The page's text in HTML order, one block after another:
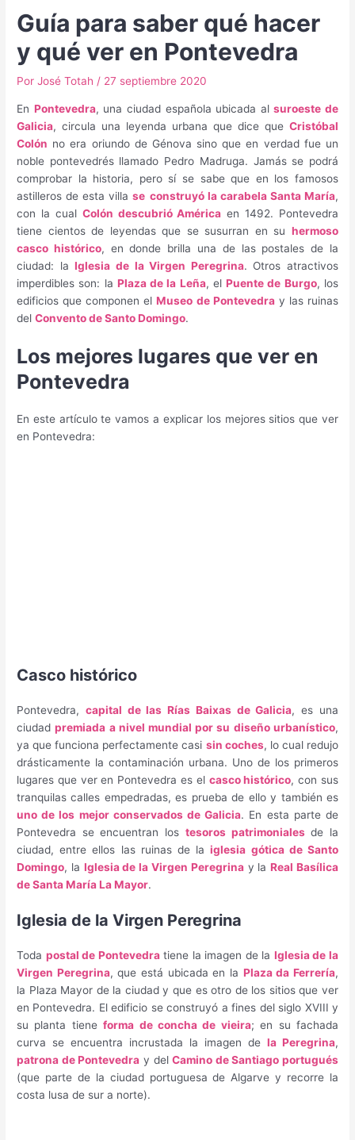
Guía para saber qué hacer
y qué ver en Pontevedra
PorJosé Totah / 27 septiembre 2020
En Pontevedra, una ciudad española ubicada alsuroeste de
Galicia, circula una leyenda urbana que dice que Cristóbal
Colón no era oriundo de Génova sino que en verdad fue un
noble pontevedrés llamado Pedro Madruga. Jamás se podrá
comprobar la historia, pero sí se sabe que en los famosos
astilleros de esta villase construyó la carabela Santa María,
con la cual Colón descubrió América en 1492. Pontevedra
tiene cientos de leyendas que se susurran en su hermoso
casco histórico, en donde brilla una de las postales de la
ciudad: laIglesia de la Virgen Peregrina. Otros atractivos
imperdibles son: la Plaza de la Leña, elPuente de Burgo, los
edificios que componen elMuseo de Pontevedray las ruinas
delConvento de Santo Domingo.
Los mejores lugares que ver en
Pontevedra
En este artículo te vamos a explicar los mejores sitios que ver
en Pontevedra:
Casco histórico
Pontevedra, capital de las Rías Baixas de Galicia, es una
ciudadpremiada a nivel mundial por su diseño urbanístico,
ya que funciona perfectamente casi sin coches, lo cual redujo
drásticamente la contaminación urbana. Uno de los primeros
lugares que ver en Pontevedra es el casco histórico, con sus
tranquilas calles empedradas, es prueba de ello y también es
uno de los mejor conservados de Galicia. En esta parte de
Pontevedra se encuentran los tesoros patrimonialesde la
ciudad, entre ellos las ruinas de laiglesia gótica de Santo
Domingo, la Iglesia de la Virgen Peregrinay laReal Basílica
de Santa María La Mayor.
Iglesia de la Virgen Peregrina
Toda postal de Pontevedratiene la imagen de la Iglesia de la
Virgen Peregrina, que está ubicada en la Plaza da Ferrería,
la Plaza Mayor de la ciudad y que es otro de los sitios que ver
en Pontevedra. El edificio se construyó a fines del siglo XVIII y
su planta tieneforma de concha de vieira; en su fachada
curva se encuentra incrustada la imagen de la Peregrina,
patrona de Pontevedra y delCamino de Santiago portugués
(que parte de la ciudad portuguesa de Algarve y recorre la
costa lusa de sur a norte).